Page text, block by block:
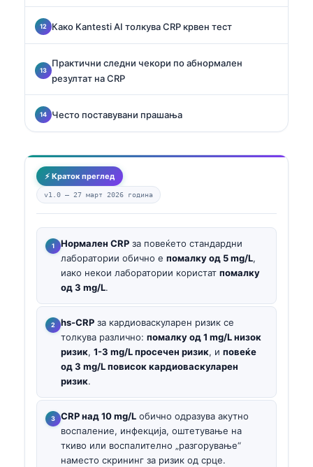
Како Kantesti AI толкува CRP крвен тест
Практични следни чекори по абнормален
резултат на CRP
Често поставувани прашања
⚡ Краток преглед
v1.0 — 27 март 2026 година
Нормален CRP за повеќето стандардни
лаборатории обично е помалку од 5 mg/L,
иако некои лаборатории користат помалку
од 3 mg/L.
hs-CRP за кардиоваскуларен ризик се
толкува различно: помалку од 1 mg/L низок
ризик, 1-3 mg/L просечен ризик, и повеќе
од 3 mg/L повисок кардиоваскуларен
ризик.
CRP над 10 mg/L обично одразува акутно
воспаление, инфекција, оштетување на
ткиво или воспалително „разгорување“
наместо скрининг за ризик од срце.